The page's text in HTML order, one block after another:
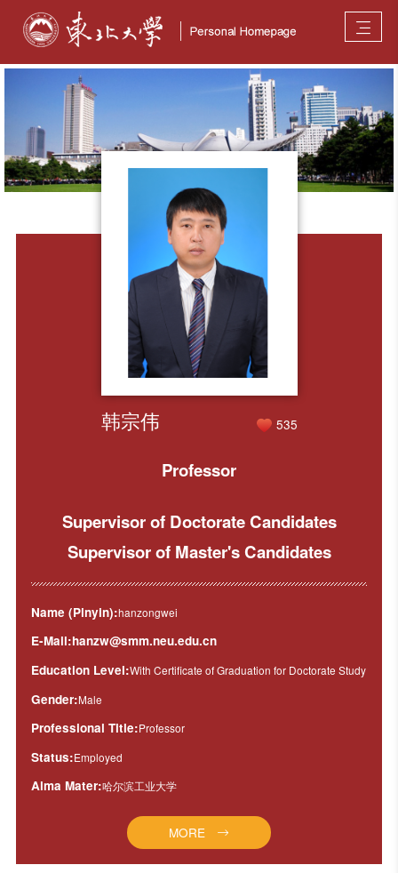
韩宗伟 535
Professor
Supervisor of Doctorate Candidates
Supervisor of Master's Candidates
Name (Pinyin):hanzongwei
E-Mail:hanzw@smm.neu.edu.cn
Education Level:With Certificate of Graduation for Doctorate Study
Gender:Male
Professional Title:Professor
Status:Employed
Alma Mater:哈尔滨工业大学
MORE